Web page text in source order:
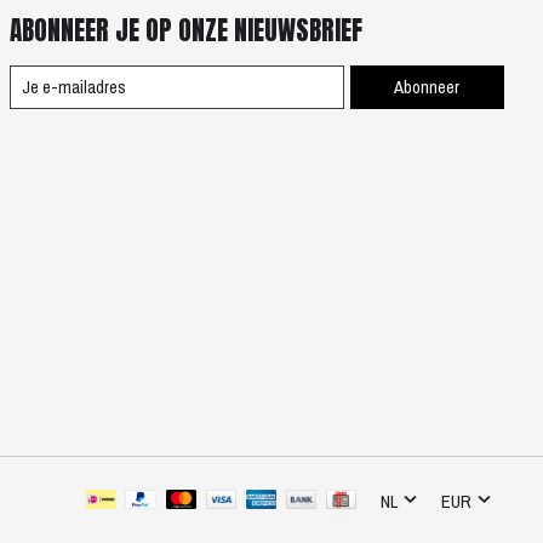
ABONNEER JE OP ONZE NIEUWSBRIEF
Abonneer
NL EUR